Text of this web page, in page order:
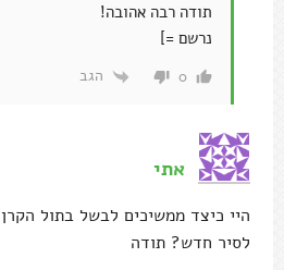
תודה רבה אהובה!
נרשם =]
0 הגב
אתי
היי כיצד ממשיכים לבשל בתול
לסיר חדש? תודה